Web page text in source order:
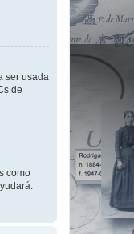
ser usada
de
como